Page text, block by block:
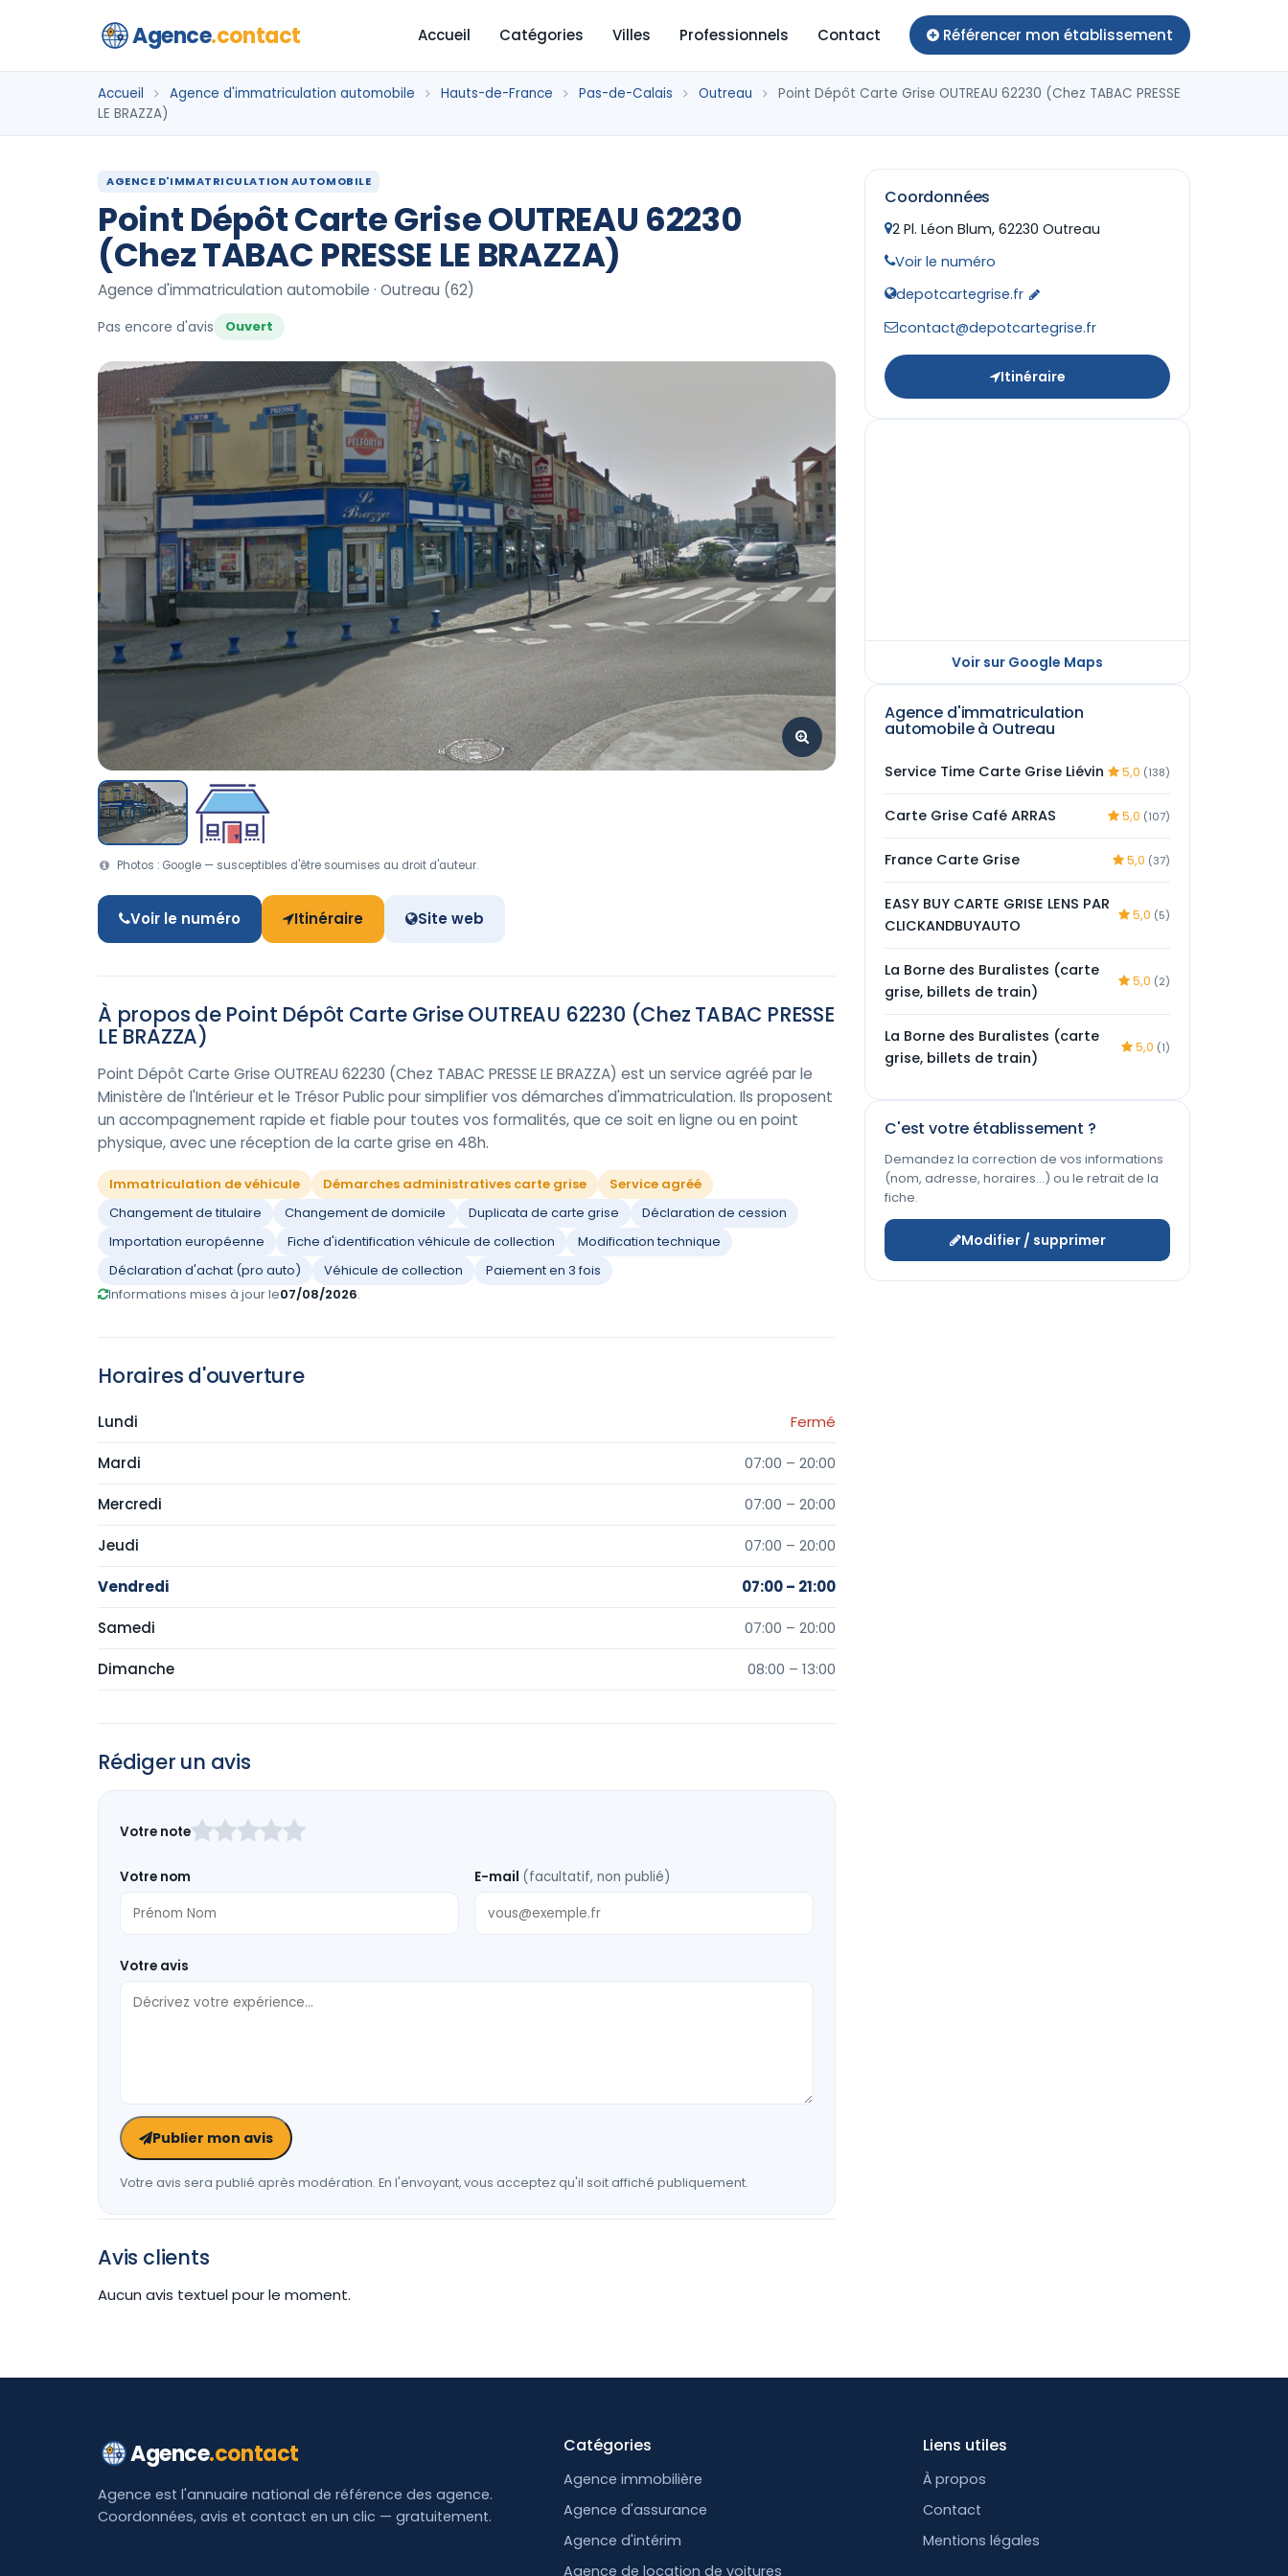
Agence.contact Accueil Catégories Villes Professionnels Contact Référencer mon établissement
Accueil Agence d'immatriculation automobile Hauts-de-France Pas-de-Calais Outreau
Point Dépôt Carte Grise OUTREAU 62230 (Chez TABAC PRESSE
LE BRAZZA)
AGENCE D'IMMATRICULATION AUTOMOBILE
Point Dépôt Carte Grise OUTREAU 62230
(Chez TABAC PRESSE LE BRAZZA)
Agence d'immatriculation automobile · Outreau (62)
Pas encore d'avis Ouvert
Photos : Google — susceptibles d'être soumises au droit d'auteur.
Voir le numéro Itinéraire Site web
À propos de Point Dépôt Carte Grise OUTREAU 62230 (Chez TABAC PRESSE
LE BRAZZA)
Point Dépôt Carte Grise OUTREAU 62230 (Chez TABAC PRESSE LE BRAZZA) est un service agréé par le
Ministère de l'Intérieur et le Trésor Public pour simplifier vos démarches d'immatriculation. Ils proposent
un accompagnement rapide et fiable pour toutes vos formalités, que ce soit en ligne ou en point
physique, avec une réception de la carte grise en 48h.
Immatriculation de véhicule Démarches administratives carte grise
Service agréé
Changement de titulaire
Changement de domicile Duplicata de carte grise
Déclaration de cession
Importation européenne
Fiche d'identification véhicule de collection
Modification technique
Déclaration d'achat (pro auto)
Véhicule de collection
Paiement en 3 fois
Informations mises à jour le07/08/2026.
Horaires d'ouverture
Lundi Fermé
Mardi 07:00 – 20:00
Mercredi 07:00 – 20:00
Jeudi 07:00 – 20:00
Vendredi 07:00 – 21:00
Samedi 07:00 – 20:00
Dimanche 08:00 – 13:00
Rédiger un avis
ce
vide
Votre note
Votre nom E-mail (facultatif, non publié)
Votre avis
Publier mon avis
Votre avis sera publié après modération. En l'envoyant, vous acceptez qu'il soit affiché publiquement.
Avis clients
Aucun avis textuel pour le moment.
Coordonnées
2 Pl. Léon Blum, 62230 Outreau
Voir le numéro
depotcartegrise.fr
contact@depotcartegrise.fr
Itinéraire
Voir sur Google Maps
Agence d'immatriculation
automobile à Outreau
Service Time Carte Grise Liévin 5,0 (138)
Carte Grise Café ARRAS 5,0 (107)
France Carte Grise 5,0 (37)
EASY BUY CARTE GRISE LENS PAR
CLICKANDBUYAUTO
5,0 (5)
La Borne des Buralistes (carte
grise, billets de train)
5,0 (2)
La Borne des Buralistes (carte
grise, billets de train)
5,0 (1)
C'est votre établissement ?
Demandez la correction de vos informations
(nom, adresse, horaires…) ou le retrait de la
fiche.
Modifier / supprimer
Agence.contact
Agence est l'annuaire national de référence des agence.
Coordonnées, avis et contact en un clic — gratuitement.
Catégories
Agence immobilière
Agence d'assurance
Agence d'intérim
Agence de location de voitures
Liens utiles
À propos
Contact
Mentions légales